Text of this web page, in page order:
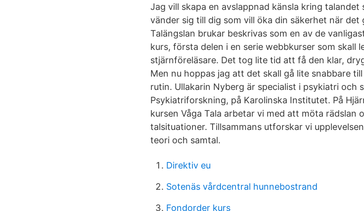
Jag vill skapa en avslappnad känsla kring
vänder sig till dig som vill öka din säkerhet när
Talängslan brukar beskrivas som en av de
kurs, första delen i en serie webbkurser som skall
stjärnföreläsare. Det tog lite tid att få den klar,
Men nu hoppas jag att det skall gå lite snabbare
rutin. Ullakarin Nyberg är specialist i psykiatri och
Psykiatriforskning, på Karolinska Institutet. På
kursen Våga Tala arbetar vi med att möta rädslan
talsituationer. Tillsammans utforskar vi
teori och samtal.
Direktiv eu
Sotenäs vårdcentral hunnebostrand
Fondorder kurs